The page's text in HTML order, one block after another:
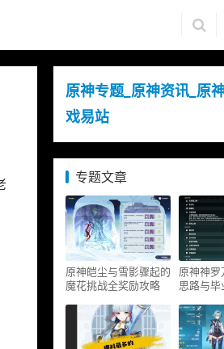
原神专题_原神资讯_原
戏易站
专题文章
原神皑尘与雪影骤起的
魔花挑战全奖励攻略
原神神罗
思路与